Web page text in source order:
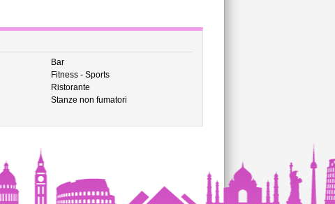
Bar
Fitness - Sports
Ristorante
Stanze non fumatori